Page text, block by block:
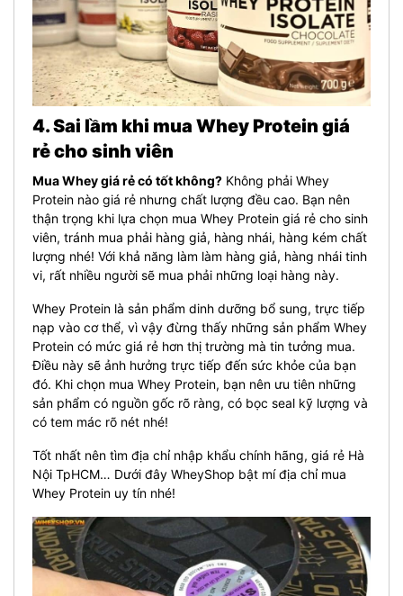
4. Sai lầm khi mua Whey Protein giá
rẻ cho sinh viên
Mua Whey giá rẻ có tốt không? Không phải Whey
Protein nào giá rẻ nhưng chất lượng đều cao. Bạn nên
thận trọng khi lựa chọn mua Whey Protein giá rẻ cho sinh
viên, tránh mua phải hàng giả, hàng nhái, hàng kém chất
lượng nhé! Với khả năng làm làm hàng giả, hàng nhái tinh
vi, rất nhiều người sẽ mua phải những loại hàng này.
Whey Protein là sản phẩm dinh dưỡng bổ sung, trực tiếp
nạp vào cơ thể, vì vậy đừng thấy những sản phẩm Whey
Protein có mức giá rẻ hơn thị trường mà tin tưởng mua.
Điều này sẽ ảnh hưởng trực tiếp đến sức khỏe của bạn
đó. Khi chọn mua Whey Protein, bạn nên ưu tiên những
sản phẩm có nguồn gốc rõ ràng, có bọc seal kỹ lượng và
có tem mác rõ nét nhé!
Tốt nhất nên tìm địa chỉ nhập khẩu chính hãng, giá rẻ Hà
Nội TpHCM… Dưới đây WheyShop bật mí địa chỉ mua
Whey Protein uy tín nhé!